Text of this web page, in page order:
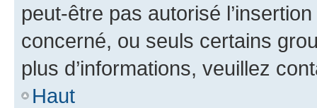
peut-être pas autorisé
concerné, ou seuls certains
plus d’informations, veuillez
Haut